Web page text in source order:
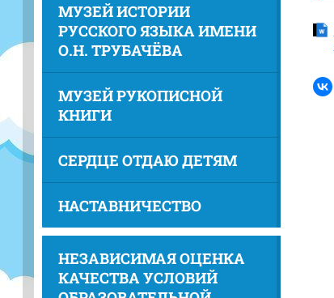
МУЗЕЙ ИСТОРИИ
РУССКОГО ЯЗЫКА ИМЕНИ
О.Н. ТРУБАЧЁВА
МУЗЕЙ РУКОПИСНОЙ
КНИГИ
СЕРДЦЕ ОТДАЮ ДЕТЯМ
НАСТАВНИЧЕСТВО
НЕЗАВИСИМАЯ ОЦЕНКА
КАЧЕСТВА УСЛОВИЙ